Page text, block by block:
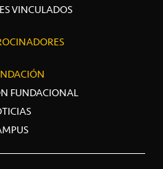
VINCULADOS
FUNDACIONAL